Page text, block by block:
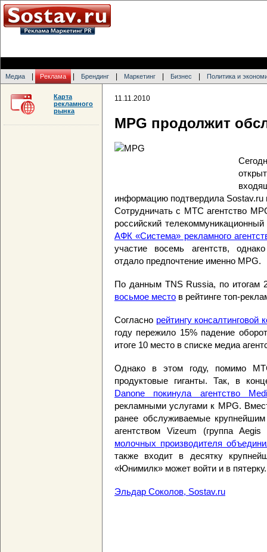
Медиа Реклама Брендинг Маркетинг Бизнес Политика и
11.11.2010
MPG продолжит
информацию подтвердила
Сотрудничать с МТС агентство
российский
АФК «Система» рекламного
участие восемь агентств,
отдало предпочтение именно MPG.
По данным TNS Russia, по итогам
восьмое место в рейтинге топ-
Согласно рейтингу консалтинговой
году пережило 15% падение
итоге 10 место в списке медиа
Однако в этом году, помимо
продуктовые гиганты. Так, в
Danone покинула агентство
рекламными услугами к MPG.
ранее обслуживаемые
агентством Vizeum (группа
молочных производителя
также входит в десятку
«Юнимилк» может войти и в пятерку.
Эльдар Соколов, Sostav.ru
Карта
рекламного
рынка